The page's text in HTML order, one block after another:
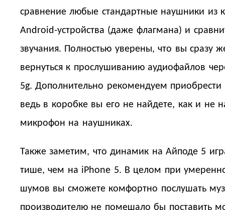
сравнение любые стандартные наушники из
Android-устройства (даже флагмана) и
звучания. Полностью уверены, что вы сразу
вернуться к прослушиванию аудиофайлов
5g. Дополнительно рекомендуем приобрести
ведь в коробке вы его не найдете, как и не
микрофон на наушниках.
Также заметим, что динамик на Айподе 5
тише, чем на iPhone 5. В целом при
шумов вы сможете комфортно послушать
производителю не помешало бы поставить